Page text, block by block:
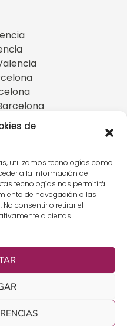
de
utilizamos tecnologías como
a la información del
tecnologías nos permitirá
de navegación o las
consentir o retirar el
a ciertas
Alzheimer
Parkinson
ELA
personas que
personas con